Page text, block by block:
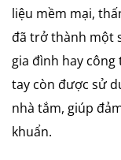
liệu mềm mại,
đã trở thành một
gia đình hay công
tay còn được sử
nhà tắm, giúp
khuẩn.